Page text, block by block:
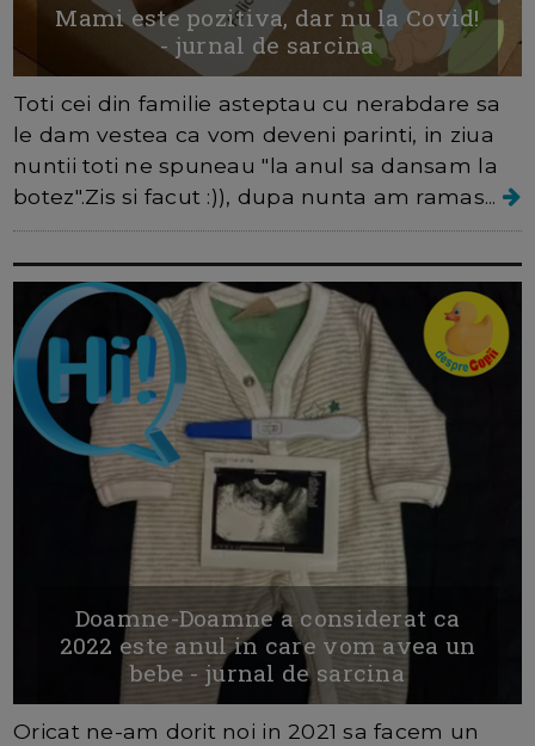
Mami este pozitiva, dar nu la Covid!
- jurnal de sarcina
Toti cei din familie asteptau cu nerabdare sa
le dam vestea ca vom deveni parinti, in ziua
nuntii toti ne spuneau "la anul sa dansam la
botez".Zis si facut :)), dupa nunta am ramas...
Doamne-Doamne a considerat ca
2022 este anul in care vom avea un
bebe - jurnal de sarcina
Oricat ne-am dorit noi in 2021 sa facem un